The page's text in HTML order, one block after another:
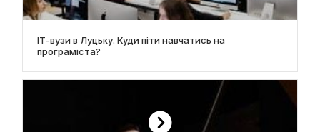
ІТ-вузи в Луцьку. Куди піти навчатись на
програміста?